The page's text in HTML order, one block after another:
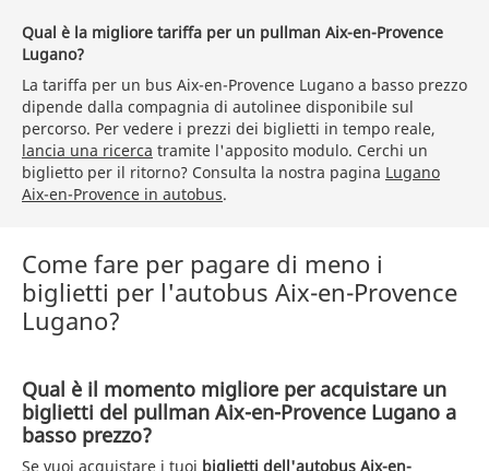
Qual è la migliore tariffa per un pullman Aix-en-Provence
Lugano?
La tariffa per un bus Aix-en-Provence Lugano a basso prezzo
dipende dalla compagnia di autolinee disponibile sul
percorso. Per vedere i prezzi dei biglietti in tempo reale,
lancia una ricerca tramite l'apposito modulo. Cerchi un
biglietto per il ritorno? Consulta la nostra pagina Lugano
Aix-en-Provence in autobus.
Come fare per pagare di meno i
biglietti per l'autobus Aix-en-Provence
Lugano?
Qual è il momento migliore per acquistare un
biglietti del pullman Aix-en-Provence Lugano a
basso prezzo?
Se vuoi acquistare i tuoi biglietti dell'autobus Aix-en-